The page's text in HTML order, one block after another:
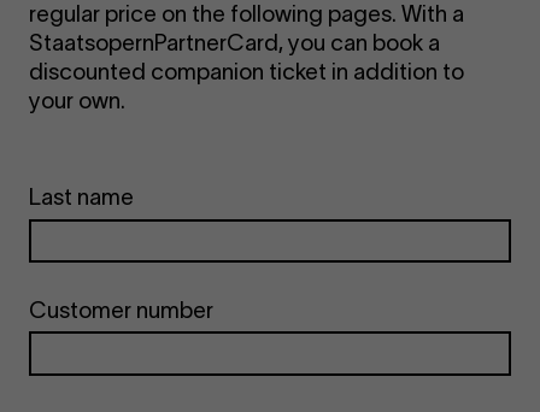
regular price on the following pages. With a
StaatsopernPartnerCard, you can book a
discounted companion ticket in addition to
your own.
Last name
Customer number